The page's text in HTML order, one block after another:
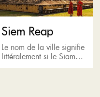
Siem Reap
Le nom de la ville signifie
littéralement si le Siamois
est vaincu, en référence à